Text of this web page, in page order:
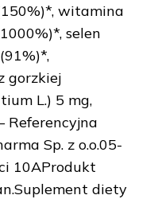
witamina
selen
gorzkiej
L.) 5 mg,
Referencyjna
Sp. z o.o.05-
10AProdukt
diety